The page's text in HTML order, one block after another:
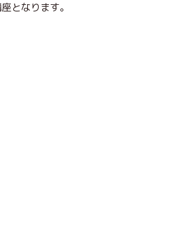
となります。